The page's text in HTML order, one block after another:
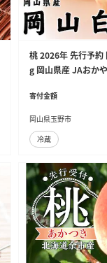
桃 2026年 先行予約
g 岡山県産 JAおか
寄付金額
岡山県玉野市
冷蔵